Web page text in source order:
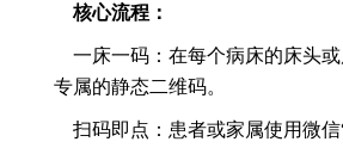
核心流程：
一床一码：在每个病床的床头
专属的静态二维码。
扫码即点：患者或家属使用微